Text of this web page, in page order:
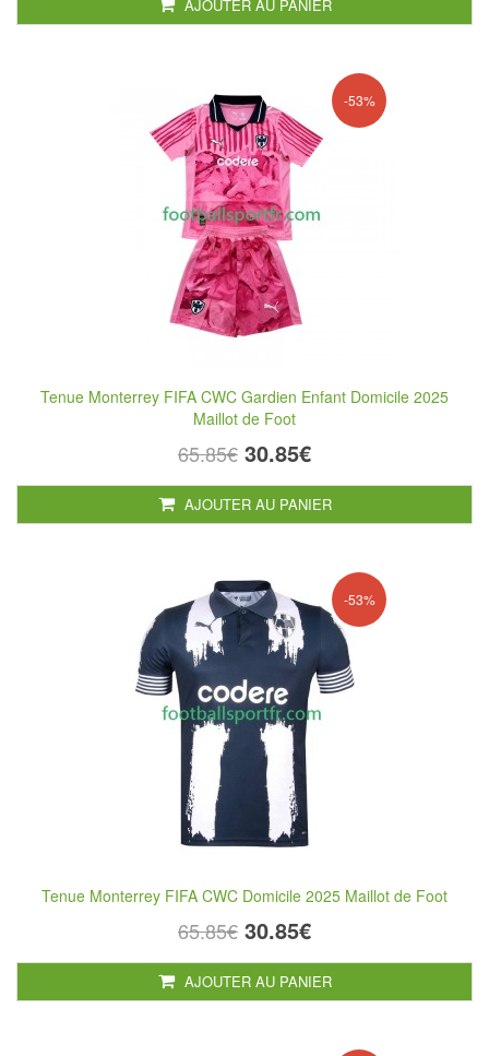
AJOUTER AU PANIER
-53%
Tenue Monterrey FIFA CWC Gardien Enfant Domicile 2025
Maillot de Foot
65.85€ 30.85€
AJOUTER AU PANIER
-53%
Tenue Monterrey FIFA CWC Domicile 2025 Maillot de Foot
65.85€ 30.85€
AJOUTER AU PANIER